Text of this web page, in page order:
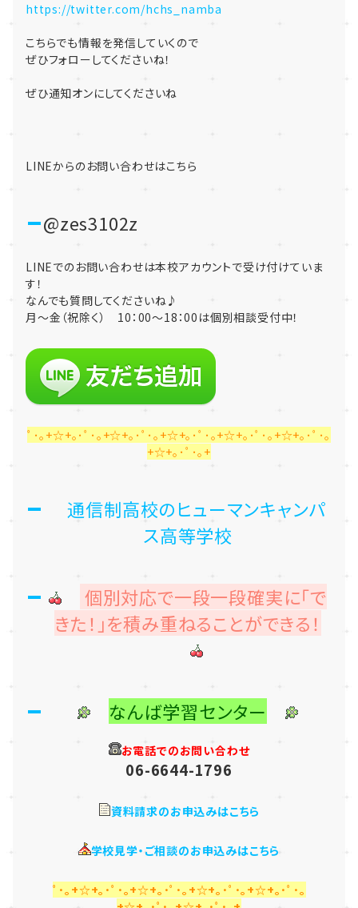
https://twitter.com/hchs_namba
こちらでも情報を発信していくので
ぜひフォローしてくださいね！
ぜひ通知オンにしてくださいね
LINEからのお問い合わせはこちら
@zes3102z
LINEでのお問い合わせは本校アカウントで受け付けていま
す！
なんでも質問してくださいね♪
月～金（祝除く） 10：00～18：00は個別相談受付中！
ﾟ･｡+☆+｡･ﾟ･｡+☆+｡･ﾟ･｡+☆+｡･ﾟ･｡+☆+｡･ﾟ･｡+☆+｡･ﾟ･｡
+☆+｡･ﾟ･｡+
通信制高校のヒューマンキャンパ
ス高等学校
個別対応で一段一段確実に「で
きた！」を積み重ねることができる！
なんば学習センター
お電話でのお問い合わせ
06-6644-1796
資料請求のお申込みはこちら
学校見学・ご相談のお申込みはこちら
ﾟ･｡+☆+｡･ﾟ･｡+☆+｡･ﾟ･｡+☆+｡･ﾟ･｡+☆+｡･ﾟ･｡